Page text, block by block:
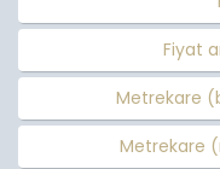
Fiyat
Metrekare
Metrekare